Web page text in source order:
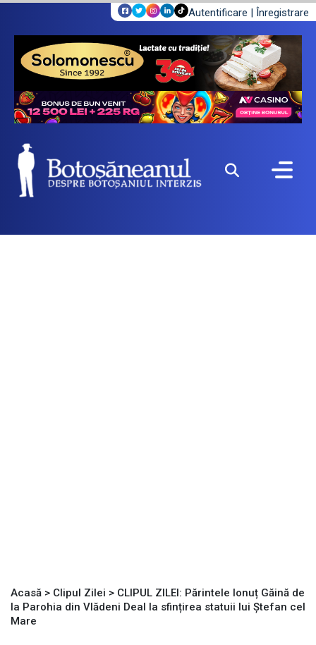
Autentificare | Înregistrare
Acasă > Clipul Zilei > CLIPUL ZILEI: Părintele Ionuț Găină de
la Parohia din Vlădeni Deal la sfințirea statuii lui Ștefan cel
Mare